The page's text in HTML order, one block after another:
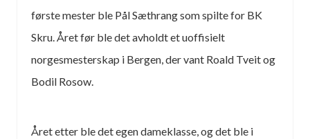
første mester ble Pål Sæthrang som spilte for BK
Skru. Året før ble det avholdt et uoffisielt
norgesmesterskap i Bergen, der vant Roald Tveit og
Bodil Rosow.
Året etter ble det egen dameklasse, og det ble i